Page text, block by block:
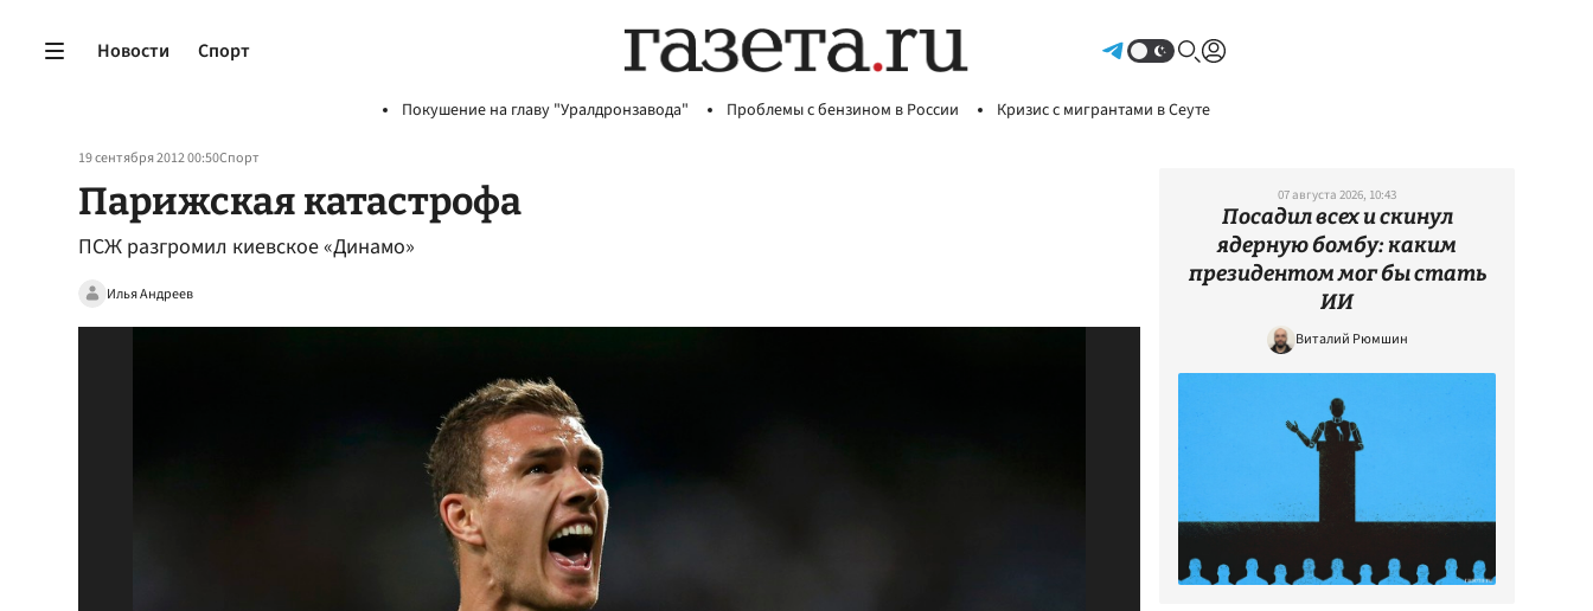
Новости Спорт
Покушение на главу "Уралдронзавода" Проблемы с бензином в России Кризис с мигрантами в Сеуте
19 сентября 2012 00:50Спорт
Парижская катастрофа
ПСЖ разгромил киевское «Динамо»
Илья Андреев
07 августа 2026, 10:43
Посадил всех и скинул
ядерную бомбу: каким
президентом мог бы стать
ИИ
Виталий Рюмшин